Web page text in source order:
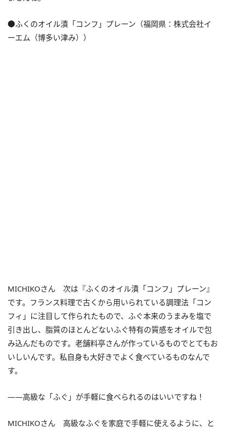
●ふくのオイル漬「コンフ」プレーン（福岡県：株式会社イ
ーエム（博多い津み））
MICHIKOさん 次は『ふくのオイル漬「コンフ」プレーン』
です。フランス料理で古くから用いられている調理法「コン
フィ」に注目して作られたもので、ふぐ本来のうまみを塩で
引き出し、脂質のほとんどないふぐ特有の質感をオイルで包
み込んだものです。老舗料亭さんが作っているものでとてもお
いしいんです。私自身も大好きでよく食べているものなんで
す。
――高級な「ふぐ」が手軽に食べられるのはいいですね！
MICHIKOさん 高級なふぐを家庭で手軽に使えるように、と